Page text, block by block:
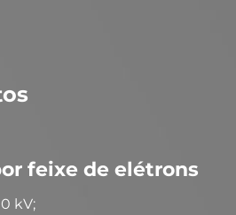
feixe de elétrons
kV;